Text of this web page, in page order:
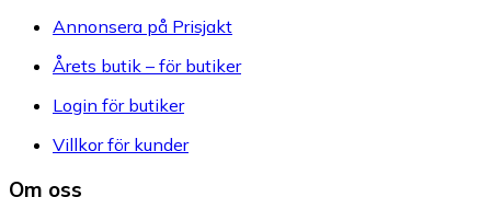
Annonsera på Prisjakt
Årets butik – för butiker
Login för butiker
Villkor för kunder
Om oss